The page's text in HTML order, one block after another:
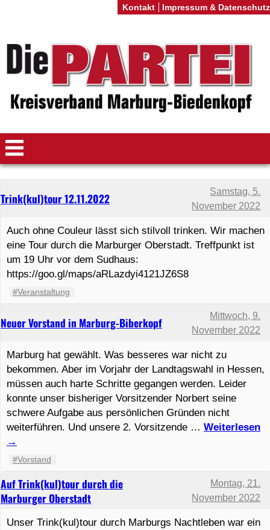
Auf Trink(kul)tour durch die
Marburger Oberstadt
Montag, 21.
November 2022
Unser Trink(kul)tour durch Marburgs Nachtleben war ein
Neuer Vorstand in Marburg-Biberkopf
Mittwoch, 9.
November 2022
Marburg hat gewählt. Was besseres war nicht zu
bekommen. Aber im Vorjahr der Landtagswahl in Hessen,
müssen auch harte Schritte gegangen werden. Leider
konnte unser bisheriger Vorsitzender Norbert seine
schwere Aufgabe aus persönlichen Gründen nicht
weiterführen. Und unsere 2. Vorsitzende … Weiterlesen
→
#Vorstand
Trink(kul)tour 12.11.2022
Samstag, 5.
November 2022
Auch ohne Couleur lässt sich stilvoll trinken. Wir machen
eine Tour durch die Marburger Oberstadt. Treffpunkt ist
um 19 Uhr vor dem Sudhaus:
https://goo.gl/maps/aRLazdyi4121JZ6S8
#Veranstaltung
Kontakt Impressum & Datenschutz